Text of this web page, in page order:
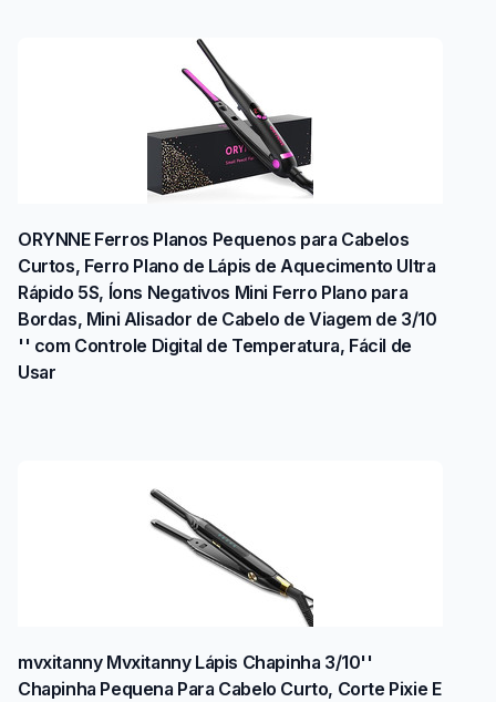
ORYNNE Ferros Planos Pequenos para Cabelos
Curtos, Ferro Plano de Lápis de Aquecimento Ultra
Rápido 5S, Íons Negativos Mini Ferro Plano para
Bordas, Mini Alisador de Cabelo de Viagem de 3/10
'' com Controle Digital de Temperatura, Fácil de
Usar
mvxitanny Mvxitanny Lápis Chapinha 3/10''
Chapinha Pequena Para Cabelo Curto, Corte Pixie E